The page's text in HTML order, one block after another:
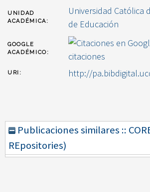
UNIDAD
ACADÉMICA:
Universidad Católica
de Educación
GOOGLE
ACADÉMICO:
citaciones
URI: http://
Publicaciones similares ::
REpositories)